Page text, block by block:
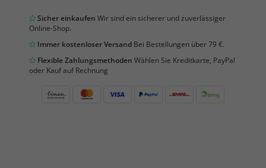
Sicher einkaufen Wir sind ein sicherer und zuverlässiger
Online-Shop.
Immer kostenloser Versand Bei Bestellungen über 79 €.
Flexible Zahlungsmethoden Wählen Sie Kreditkarte, PayPal
oder Kauf auf Rechnung